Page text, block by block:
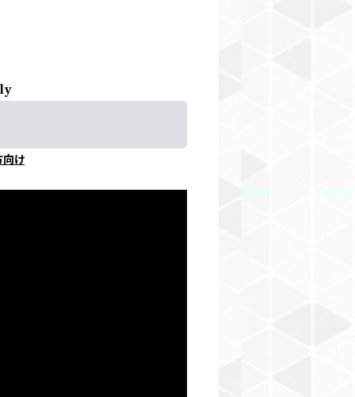
向け